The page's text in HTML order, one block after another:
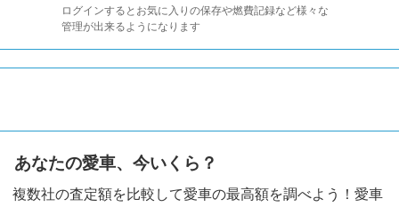
ログインするとお気に入りの保存や燃費記録など様々な
管理が出来るようになります
あなたの愛車、今いくら？
複数社の査定額を比較して愛車の最高額を調べよう！愛車